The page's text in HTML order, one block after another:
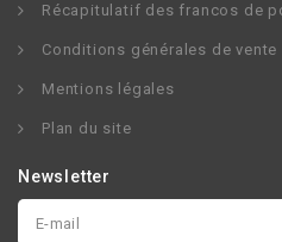
Récapitulatif des francos de
Conditions générales de vente
Mentions légales
Plan du site
Newsletter